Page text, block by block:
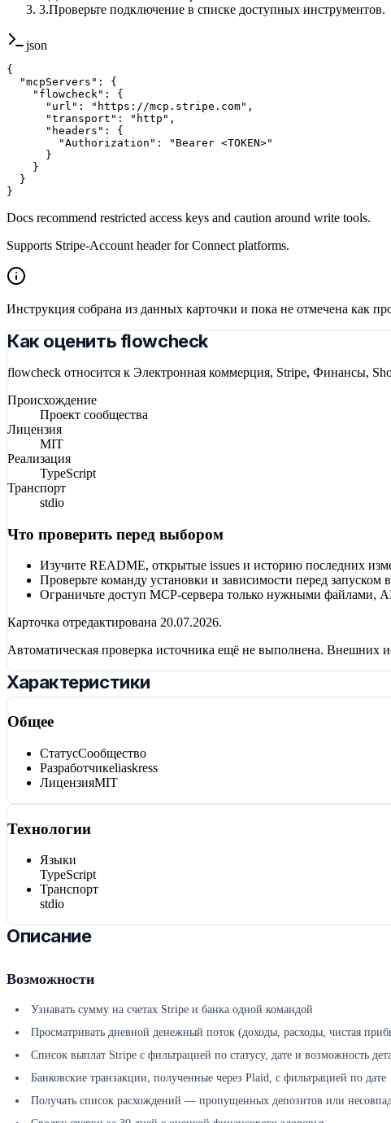
3.Проверьте подключение в списке доступных инструментов.
json
{
  "mcpServers": {
    "flowcheck": {
      "url": "https://mcp.stripe.com",
      "transport": "http",
      "headers": {
        "Authorization": "Bearer <TOKEN>"
      }
    }
  }
}
Docs recommend restricted access keys and caution around write tools.
Supports Stripe-Account header for Connect platforms.
Инструкция собрана из данных карточки и пока не отмечена как
Как оценить flowcheck
flowcheck относится к Электронная коммерция, Stripe, Финансы,
Происхождение
Проект сообщества
Лицензия
MIT
Реализация
TypeScript
Транспорт
stdio
Что проверить перед выбором
Изучите README, открытые issues и историю последних
Проверьте команду установки и зависимости перед запуском
Ограничьте доступ MCP-сервера только нужными файлами,
Карточка отредактирована 20.07.2026.
Автоматическая проверка источника ещё не выполнена. Внешних
Характеристики
Общее
СтатусСообщество
Разработчикeliaskress
ЛицензияMIT
Технологии
Языки
TypeScript
Транспорт
stdio
Описание
Возможности
Узнавать сумму на счетах Stripe и банка одной командой
Просматривать дневной денежный поток (доходы, расходы, чистая
Список выплат Stripe с фильтрацией по статусу, дате и возможность
Банковские транзакции, полученные через Plaid, с фильтрацией по дате
Получать список расхождений — пропущенных депозитов или